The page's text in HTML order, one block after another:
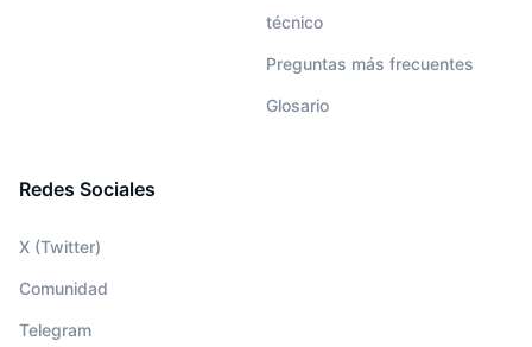
técnico
Preguntas más frecuentes
Glosario
Redes Sociales
X (Twitter)
Comunidad
Telegram